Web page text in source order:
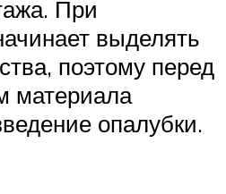
При
выделять
поэтому перед
материала
опалубки.